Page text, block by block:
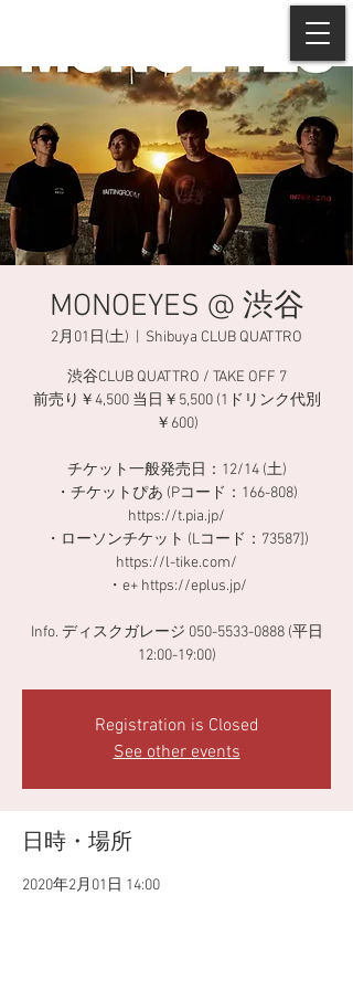
MONOEYES @ 渋谷
2月01日(土) Shibuya CLUB QUATTRO
渋谷CLUB QUATTRO / TAKE OFF 7
前売り￥4,500 当日￥5,500 (1ドリンク代別
￥600)
チケット一般発売日：12/14 (土)
・チケットぴあ (Pコード：166-808)
https://t.pia.jp/
・ローソンチケット (Lコード：73587])
https://l-tike.com/
・e+ https://eplus.jp/
Info. ディスクガレージ 050-5533-0888 (平日
12:00-19:00)
Registration is Closed
See other events
日時・場所
2020年2月01日 14:00